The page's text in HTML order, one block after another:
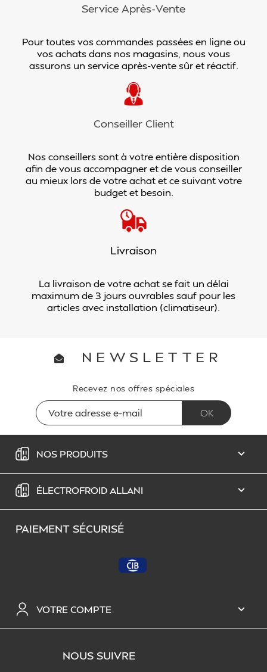
Service Après-Vente
Pour toutes vos commandes passées en ligne ou
vos achats dans nos magasins, nous vous
assurons un service après-vente sûr et réactif.
Conseiller Client
Nos conseillers sont à votre entière disposition
afin de vous accompagner et de vous conseiller
au mieux lors de votre achat et ce suivant votre
budget et besoin.
Livraison
La livraison de votre achat se fait un délai
maximum de 3 jours ouvrables sauf pour les
articles avec installation (climatiseur).
NEWSLETTER
Recevez nos offres spéciales
NOS PRODUITS 
ÉLECTROFROID ALLANI 
PAIEMENT SÉCURISÉ
VOTRE COMPTE 
NOUS SUIVRE